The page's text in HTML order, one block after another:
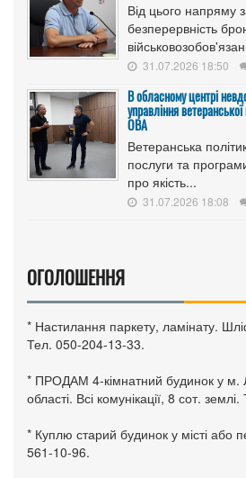
Від цього напряму
безперервність
31.07.2026 18:50
В обласному центрі
управління
ОВА
Ветеранська
послуги та
про якість...
31.07.2026 18:08
ОГОЛОШЕННЯ
* Настилання паркету, ламінату.
Тел. 050-204-13-33.
* ПРОДАМ 4-кімнатний будинок у м.
області. Всі комунікації, 8 сот.
* Куплю старий будинок у місті або
561-10-96.